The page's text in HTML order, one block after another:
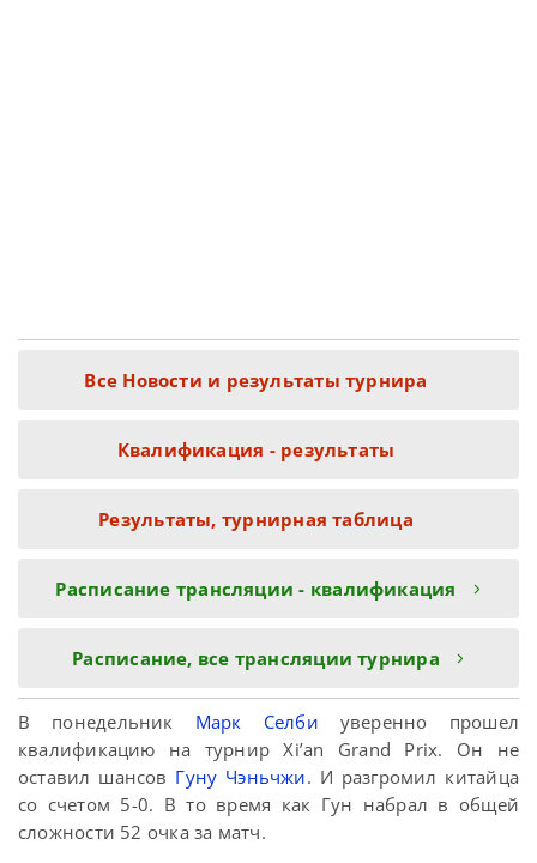
Все Новости и результаты турнира
Квалификация - результаты
Результаты, турнирная таблица
Расписание трансляции - квалификация
Расписание, все трансляции турнира
В понедельник Марк Селби уверенно прошел
квалификацию на турнир Xi’an Grand Prix. Он не
оставил шансов Гуну Чэньчжи. И разгромил китайца
со счетом 5-0. В то время как Гун набрал в общей
сложности 52 очка за матч.